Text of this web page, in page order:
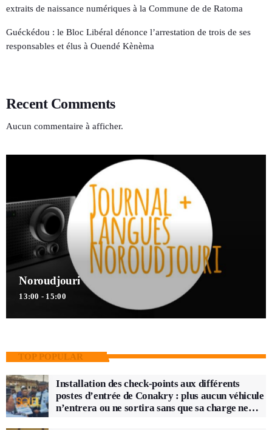
extraits de naissance numériques à la Commune de de Ratoma
Guéckédou : le Bloc Libéral dénonce l’arrestation de trois de ses
responsables et élus à Ouendé Kènèma
Recent Comments
Aucun commentaire à afficher.
Noroudjouri
13:00 - 15:00
TOP POPULAR
Installation des check-points aux différents
postes d’entrée de Conakry : plus aucun véhicule
n’entrera ou ne sortira sans que sa charge ne